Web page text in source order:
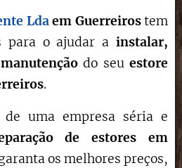
Ldaem Guerreiros tem
para o ajudar a instalar,
manutenção do seuestore
.
uma empresa séria e
de estores em
os melhores preços,